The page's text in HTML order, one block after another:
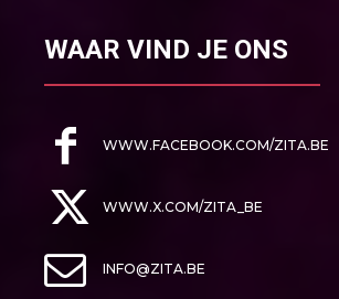
WAAR VIND JE ONS
WWW.FACEBOOK.COM/ZITA.BE
WWW.X.COM/ZITA_BE
INFO@ZITA.BE